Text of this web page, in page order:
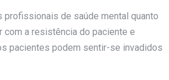
de saúde mental quanto
a resistência do paciente e
pacientes podem sentir-se invadidos